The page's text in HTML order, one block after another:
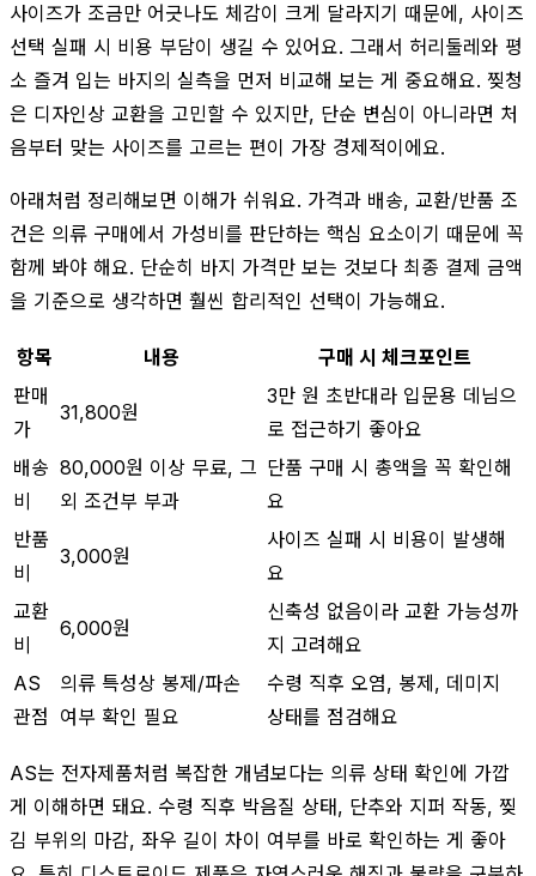
사이즈가 조금만 어긋나도 체감이 크게 달라지기 때문에, 사이즈
선택 실패 시 비용 부담이 생길 수 있어요. 그래서 허리둘레와 평
소 즐겨 입는 바지의 실측을 먼저 비교해 보는 게 중요해요. 찢청
은 디자인상 교환을 고민할 수 있지만, 단순 변심이 아니라면 처
음부터 맞는 사이즈를 고르는 편이 가장 경제적이에요.
아래처럼 정리해보면 이해가 쉬워요. 가격과 배송, 교환/반품 조
건은 의류 구매에서 가성비를 판단하는 핵심 요소이기 때문에 꼭
함께 봐야 해요. 단순히 바지 가격만 보는 것보다 최종 결제 금액
을 기준으로 생각하면 훨씬 합리적인 선택이 가능해요.
항목 내용
구매 시 체크포인트
판매
가
31,800원
3만 원 초반대라 입문용 데님으
로 접근하기 좋아요
배송
비
80,000원 이상 무료, 그
외 조건부 부과
단품 구매 시 총액을 꼭 확인해
요
반품
비
3,000원
사이즈 실패 시 비용이 발생해
요
교환
비
6,000원
신축성 없음이라 교환 가능성까
지 고려해요
AS
관점
의류 특성상 봉제/파손
여부 확인 필요
수령 직후 오염, 봉제, 데미지
상태를 점검해요
AS는 전자제품처럼 복잡한 개념보다는 의류 상태 확인에 가깝
게 이해하면 돼요. 수령 직후 박음질 상태, 단추와 지퍼 작동, 찢
김 부위의 마감, 좌우 길이 차이 여부를 바로 확인하는 게 좋아